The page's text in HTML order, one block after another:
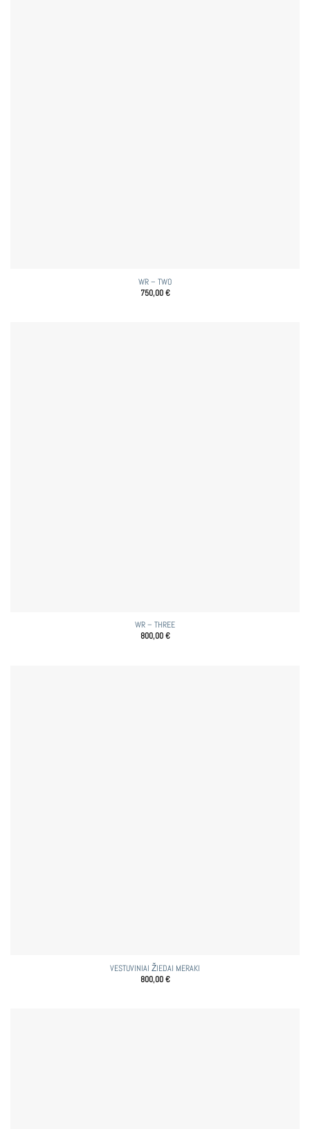
WR – TWO
750,00€
WR – THREE
800,00€
VESTUVINIAI ŽIEDAI MERAKI
800,00€